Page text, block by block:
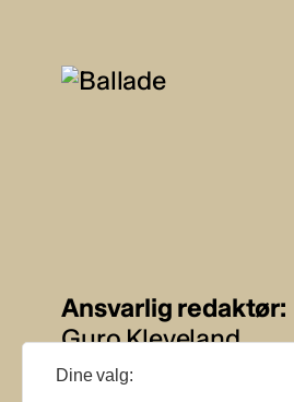
Ansvarlig redaktør:
Guro Kleveland
Dine valg: